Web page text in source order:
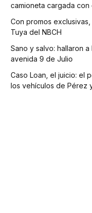
camioneta cargada con
Con promos
Tuya del NBCH
Sano y salvo: hallaron
avenida 9 de Julio
Caso Loan, el juicio: el
los vehículos de Pérez